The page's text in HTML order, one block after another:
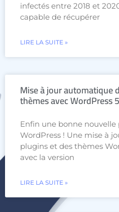
infectés entre 2018 et
capable de récupérer
LIRE LA SUITE »
Mise à jour automatique
thèmes avec WordPress
Enfin une bonne
WordPress ! Une mise à
plugins et des thèmes
avec la version
LIRE LA SUITE »